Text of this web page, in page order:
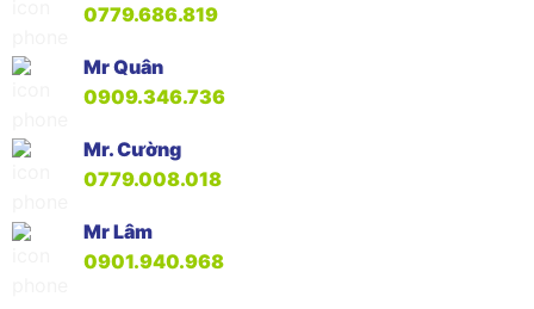
0779.686.819
Mr Quân
0909.346.736
Mr. Cường
0779.008.018
Mr Lâm
0901.940.968